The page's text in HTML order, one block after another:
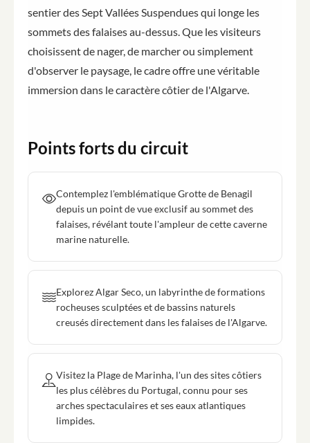
sentier des Sept Vallées Suspendues qui longe les
sommets des falaises au-dessus. Que les visiteurs
choisissent de nager, de marcher ou simplement
d'observer le paysage, le cadre offre une véritable
immersion dans le caractère côtier de l'Algarve.
Points forts du circuit
Contemplez l'emblématique Grotte de Benagil
depuis un point de vue exclusif au sommet des
falaises, révélant toute l'ampleur de cette caverne
marine naturelle.
Explorez Algar Seco, un labyrinthe de formations
rocheuses sculptées et de bassins naturels
creusés directement dans les falaises de l'Algarve.
Visitez la Plage de Marinha, l'un des sites côtiers
les plus célèbres du Portugal, connu pour ses
arches spectaculaires et ses eaux atlantiques
limpides.